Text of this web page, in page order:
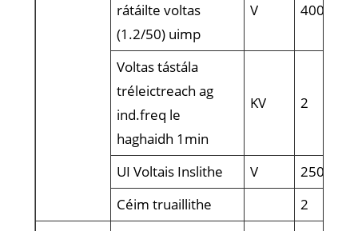
rátáilte voltas
(1.2/50) uimp
V 4000
Voltas tástála
tréleictreach ag
ind.freq le
haghaidh 1min
KV 2
UI Voltais Inslithe V
250
Céim truaillithe
2